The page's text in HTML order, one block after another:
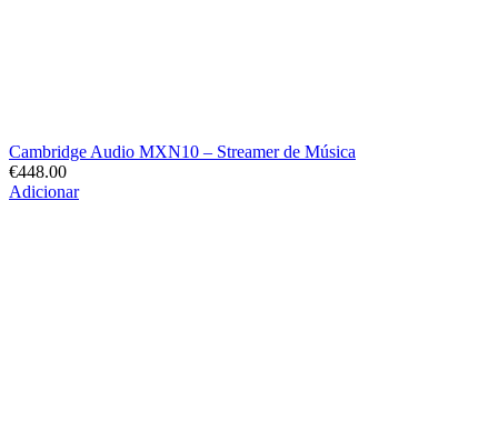
Cambridge Audio MXN10 – Streamer de Música
€448.00
Adicionar